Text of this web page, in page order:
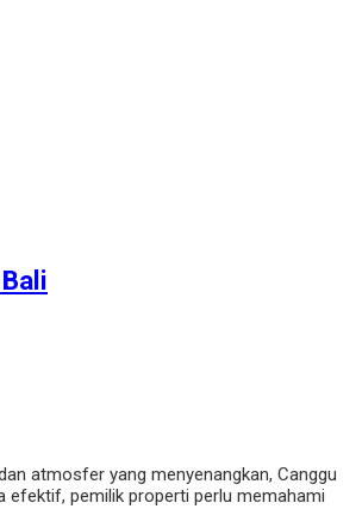
atmosfer yang menyenangkan, Canggu
efektif, pemilik properti perlu memahami